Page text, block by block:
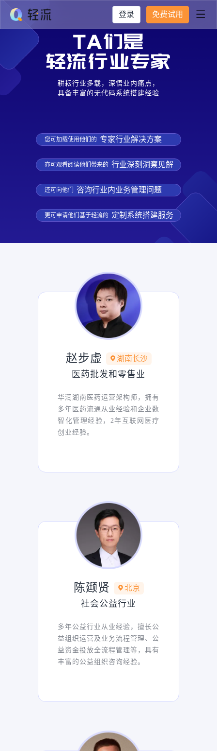
登录 免费试用 
耕耘行业多载，深悟业内痛点，
具备丰富的无代码系统搭建经验
您可加载使用他们的 专家行业解决方案
亦可观看阅读他们带来的 行业深刻洞察见解
还可向他们 咨询行业内业务管理问题
更可申请他们基于轻流的 定制系统搭建服务
赵步虚 湖南长沙
医药批发和零售业
华润湖南医药运营架构师，拥有
多年医药流通从业经验和企业数
智化管理经验，2年互联网医疗
创业经验。
陈颋贤 北京
社会公益行业
多年公益行业从业经验，擅长公
益组织运营及业务流程管理、公
益资金投放全流程管理等，具有
丰富的公益组织咨询经验。